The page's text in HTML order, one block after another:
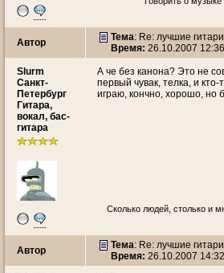
Автор Тема: Re: лучшие
Время: 26.10.2007 12:36
Slurm
Санкт-
Петербург
Гитара,
вокал, бас-
гитара
А че без канона? Это не
первый чувак, телка, и
играю, кончно, хорошо, но
Сколько людей, столько и
Автор Тема: Re: лучшие
Время: 26.10.2007 14:32